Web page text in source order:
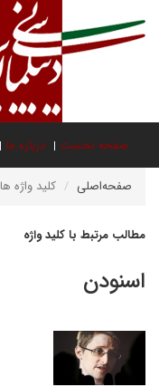
صفحه نخست درباره ما
صفحه‌اصلی کلید واژه ها
مطالب مرتبط با کلید واژه
اسنودن